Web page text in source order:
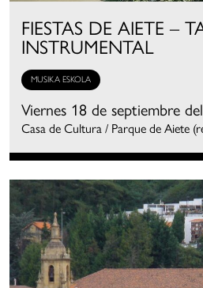
FIESTAS DE AIETE –
INSTRUMENTAL
MUSIKA ESKOLA
Viernes 18 de septiembre
Casa de Cultura / Parque de Aiete